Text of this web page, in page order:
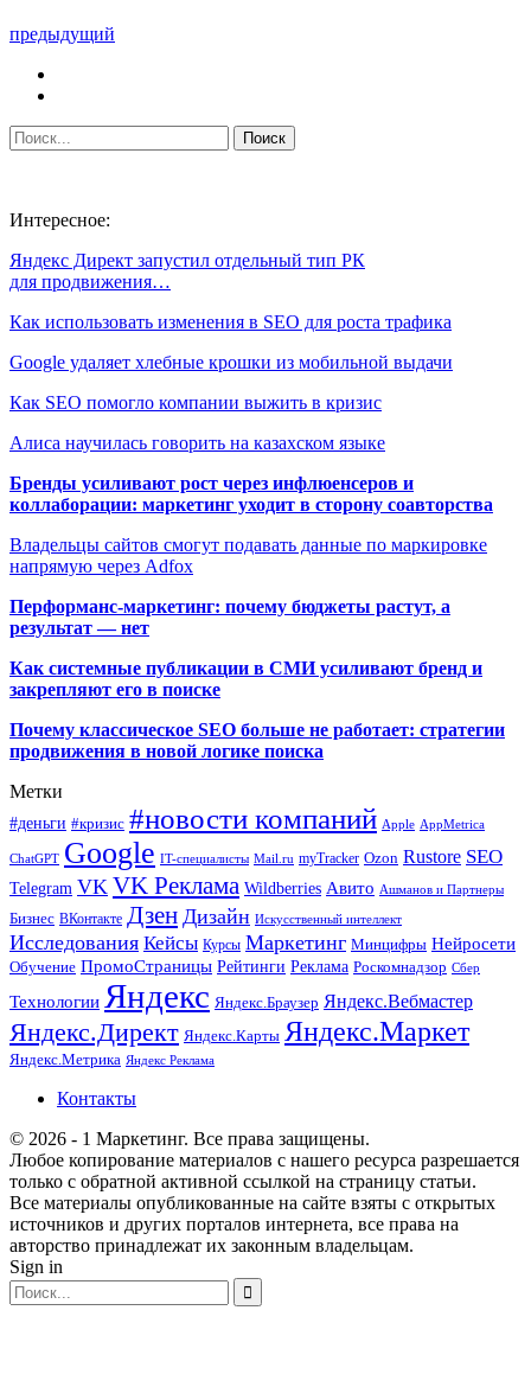
предыдущий
Интересное:
Яндекс Директ запустил отдельный тип РК
для продвижения…
Как использовать изменения в SEO для роста трафика
Google удаляет хлебные крошки из мобильной выдачи
Как SEO помогло компании выжить в кризис
Алиса научилась говорить на казахском языке
Бренды усиливают рост через инфлюенсеров и
коллаборации: маркетинг уходит в сторону соавторства
Владельцы сайтов смогут подавать данные по маркировке
напрямую через Adfox
Перформанс-маркетинг: почему бюджеты растут, а
результат — нет
Как системные публикации в СМИ усиливают бренд и
закрепляют его в поиске
Почему классическое SEO больше не работает: стратегии
продвижения в новой логике поиска
Метки
#деньги #кризис #новости компаний Apple AppMetrica
ChatGPT Google IT-специалисты Mail.ru myTracker Ozon Rustore SEO
Telegram VK VK Реклама Wildberries Авито Ашманов и Партнеры
Бизнес ВКонтакте Дзен Дизайн Искусственный интеллект
Исследования Кейсы Курсы Маркетинг Минцифры Нейросети
Обучение ПромоСтраницы Рейтинги Реклама Роскомнадзор Сбер
Технологии Яндекс Яндекс.Браузер Яндекс.Вебмастер
Яндекс.Директ Яндекс.Карты Яндекс.Маркет
Яндекс.Метрика Яндекс Реклама
Контакты
© 2026 - 1 Маркетинг. Все права защищены.
Любое копирование материалов с нашего ресурса разрешается
только с обратной активной ссылкой на страницу статьи.
Все материалы опубликованные на сайте взяты с открытых
источников и других порталов интернета, все права на
авторство принадлежат их законным владельцам.
Sign in